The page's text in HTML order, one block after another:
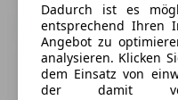
Dadurch ist es
entsprechend Ihren
Angebot zu
analysieren. Klicken
dem Einsatz von
der damit